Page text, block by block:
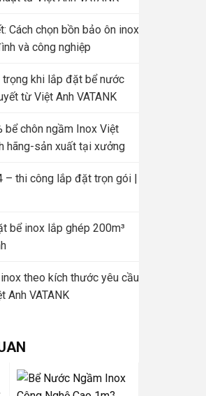
Cách chọn bồn bảo ôn inox
và công nghiệp
trọng khi lắp đặt bể nước
từ Việt Anh VATANK
bể chôn ngầm Inox Việt
hãng-sản xuất tại xưởng
– thi công lắp đặt trọn gói |
bể inox lắp ghép 200m³
theo kích thước yêu cầu
Anh VATANK